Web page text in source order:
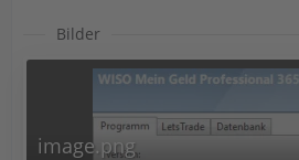
Bilder
image.png